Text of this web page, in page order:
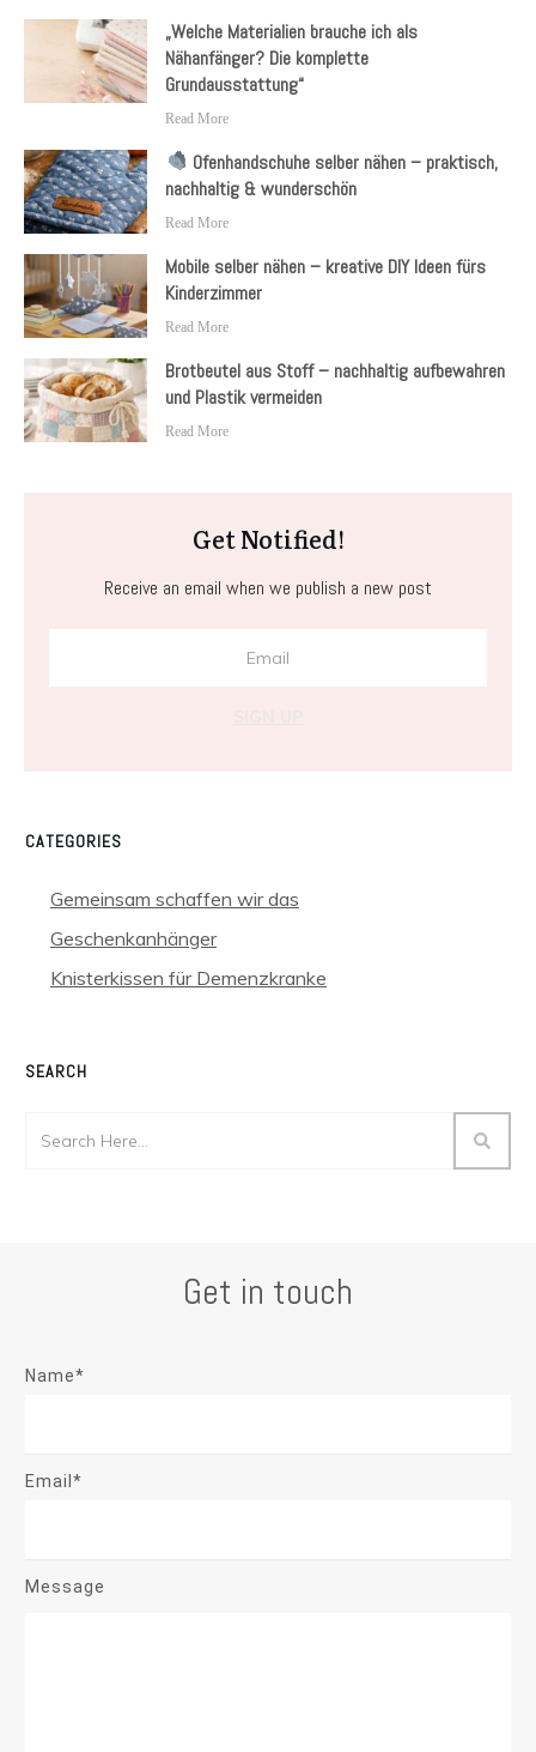
„Welche Materialien brauche ich als
Nähanfänger? Die komplette
Grundausstattung“
Read More
Ofenhandschuhe selber nähen – praktisch,
nachhaltig & wunderschön
Read More
Mobile selber nähen – kreative DIY Ideen fürs
Kinderzimmer
Read More
Brotbeutel aus Stoff – nachhaltig aufbewahren
und Plastik vermeiden
Read More
Get Notified!
Receive an email when we publish a new post
CATEGORIES
Gemeinsam schaffen wir das
Geschenkanhänger
Knisterkissen für Demenzkranke
SEARCH
Get in touch
Name*
Email*
Message